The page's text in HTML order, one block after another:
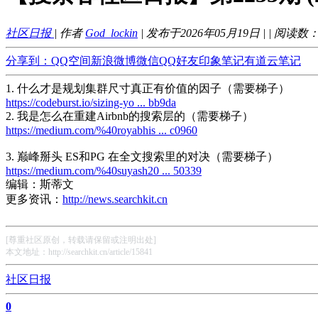
社区日报 | 作者God_lockin | 发布于2026年05月19日 | | 阅读数：
分享到： QQ空间新浪微博微信QQ好友印象笔记有道云笔记
1. 什么才是规划集群尺寸真正有价值的因子（需要梯子）
https://codeburst.io/sizing-yo ... bb9da
2. 我是怎么在重建Airbnb的搜索层的（需要梯子）
https://medium.com/%40royabhis ... c0960
3. 巅峰掰头 ES和PG 在全文搜索里的对决（需要梯子）
https://medium.com/%40suyash20 ... 50339
编辑：斯蒂文
更多资讯： http://news.searchkit.cn
[尊重社区原创，转载请保留或注明出处]
本文地址：http://searchkit.cn/article/15841
社区日报
0